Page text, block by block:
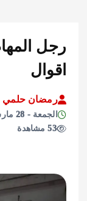
المهام
حلمي
2025 - 7:15 صباحًا